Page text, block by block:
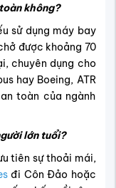
lớn tuổi?
tiên sự thoải mái,
đi Côn Đảo hoặc
cấp ghế ngồi rộng
hỗ trợ tại sân bay
đổi?
tiết, đặc biệt là
khí hậu biển. Bạn